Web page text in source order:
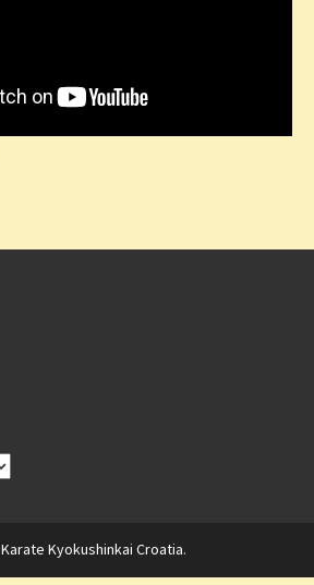
Karate Kyokushinkai Croatia.